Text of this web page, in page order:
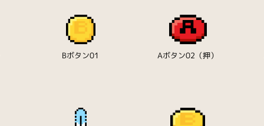
Bボタン01 Aボタン02（押）